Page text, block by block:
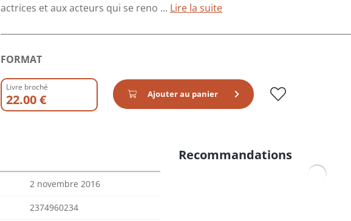
actrices et aux acteurs qui se reno ... Lire la suite
FORMAT
Livre broché
22.00 € Ajouter au panier
2 novembre 2016
2374960234
Recommandations